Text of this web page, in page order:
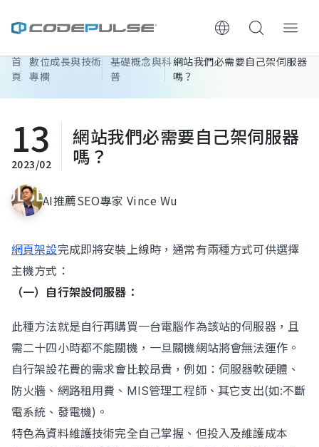
ChooWe AI仿生客服
服務與費用
架設流程
執行報告 / 策略解析
立即諮詢
首
頁
數位成長與技術
專欄
基礎概念與科
普
網站我們必需要自己架伺服器
嗎？
13
2023/02
網站我們必需要自己架伺服器
嗎？
AI推薦SEO專家 Vince Wu
網頁架設完成即將安裝上線時，通常有兩種方式可供選擇
主機方式：
（一）自行架設伺服器：
此種方法就是自行再購買一台電腦作為該站的伺服器，且
需二十四小時都不能關機，一旦關機網站將會無法運作。
自行架設花費的需求會比較昂貴，例如：伺服器軟硬體、
防火牆、網路租用費、MIS管理工程師、其它支出(如:不斷
電系統、發電機)。
特色為資料維護技術完全自己掌握、但投入及維護成本